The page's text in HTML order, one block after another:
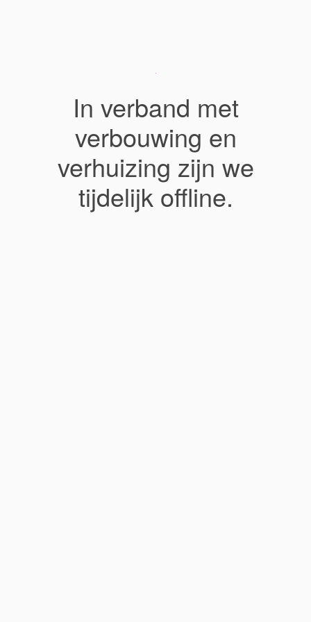
In verband met
verbouwing en
verhuizing zijn we
tijdelijk offline.